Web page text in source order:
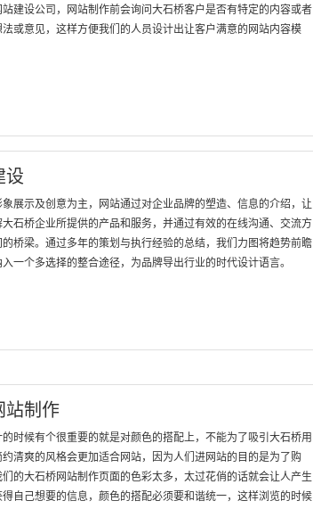
建设公司，网站制作前会询问大石桥客户是否有特定的内容或者
或意见，这样方便我们的人员设计出让客户满意的网站内容模
设
展示及创意为主，网站通过对企业品牌的塑造、信息的介绍，让
石桥企业所提供的产品和服务，并通过有效的在线沟通、交流方
桥梁。通过多年的策划与执行经验的总结，我们力图将趋势前瞻
一个多选择的整合途径，为品牌导出行业的时代设计语言。
站制作
时候有个很重要的就是对颜色的搭配上，不能为了吸引大石桥用
清爽的风格会更加适合网站，因为人们进网站的目的是为了购
的大石桥网站制作页面的色彩太多，太过花俏的话就会让人产生
自己想要的信息，颜色的搭配必须要和谐统一，这样浏览的时候